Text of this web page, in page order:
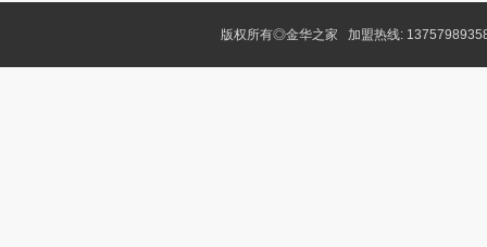
版权所有◎金华之家 加盟热线: